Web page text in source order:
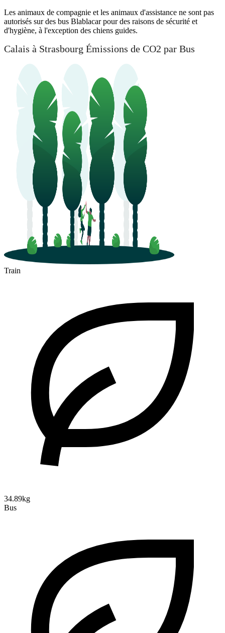
Les animaux de compagnie et les animaux d'assistance ne sont pas
autorisés sur des bus Blablacar pour des raisons de sécurité et
d'hygiène, à l'exception des chiens guides.
Calais à Strasbourg Émissions de CO2 par Bus
Train
34.89kg
Bus